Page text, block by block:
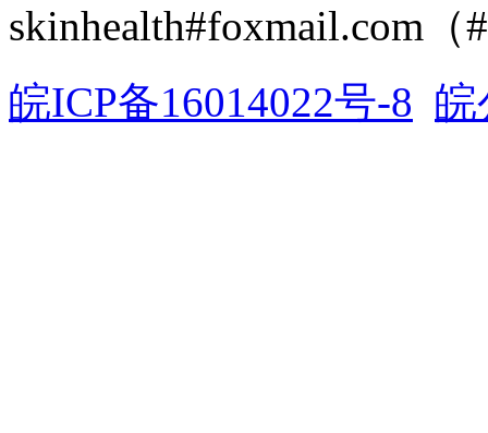
skinhealth#foxmail.com（
皖ICP备16014022号-8 皖